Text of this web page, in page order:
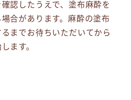
認したうえで、塗布麻酔を
合があります。麻酔の塗布
までお待ちいただいてから
ます。